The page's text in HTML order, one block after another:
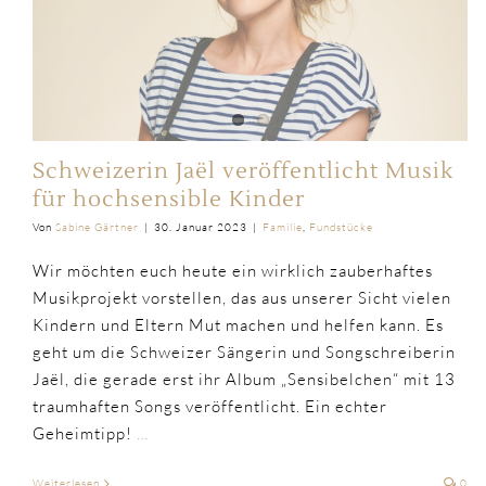
Schweizerin Jaël veröffentlicht Musik
für hochsensible Kinder
Von Sabine Gärtner | 30. Januar 2023 | Familie, Fundstücke
Wir möchten euch heute ein wirklich zauberhaftes
Musikprojekt vorstellen, das aus unserer Sicht vielen
Kindern und Eltern Mut machen und helfen kann. Es
geht um die Schweizer Sängerin und Songschreiberin
Jaël, die gerade erst ihr Album „Sensibelchen“ mit 13
traumhaften Songs veröffentlicht. Ein echter
Geheimtipp! …